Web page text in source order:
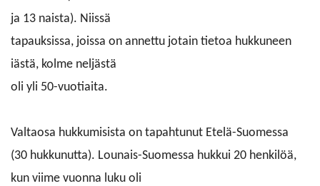
ja 13 naista). Niissä
tapauksissa, joissa on annettu jotain tietoa hukkuneen
iästä, kolme neljästä
oli yli 50-vuotiaita.
Valtaosa hukkumisista on tapahtunut Etelä-Suomessa
(30 hukkunutta). Lounais-Suomessa hukkui 20 henkilöä,
kun viime vuonna luku oli